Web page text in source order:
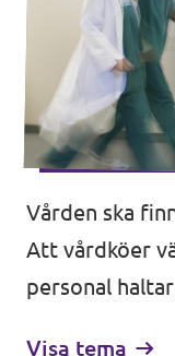
Vården ska
Att vårdköer
personal
Visa tema